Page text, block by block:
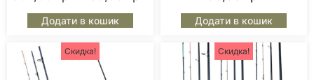
Додати в кошик Додати в кошик
Скидка! Скидка!